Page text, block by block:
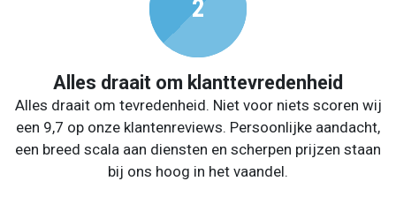
Alles draait om klanttevredenheid
Alles draait om tevredenheid. Niet voor niets scoren wij
een 9,7 op onze klantenreviews. Persoonlijke aandacht,
een breed scala aan diensten en scherpen prijzen staan
bij ons hoog in het vaandel.